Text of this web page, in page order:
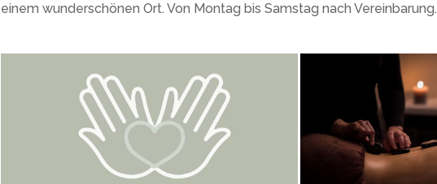
einem wunderschönen Ort. Von Montag bis Samstag nach Vereinbarung.